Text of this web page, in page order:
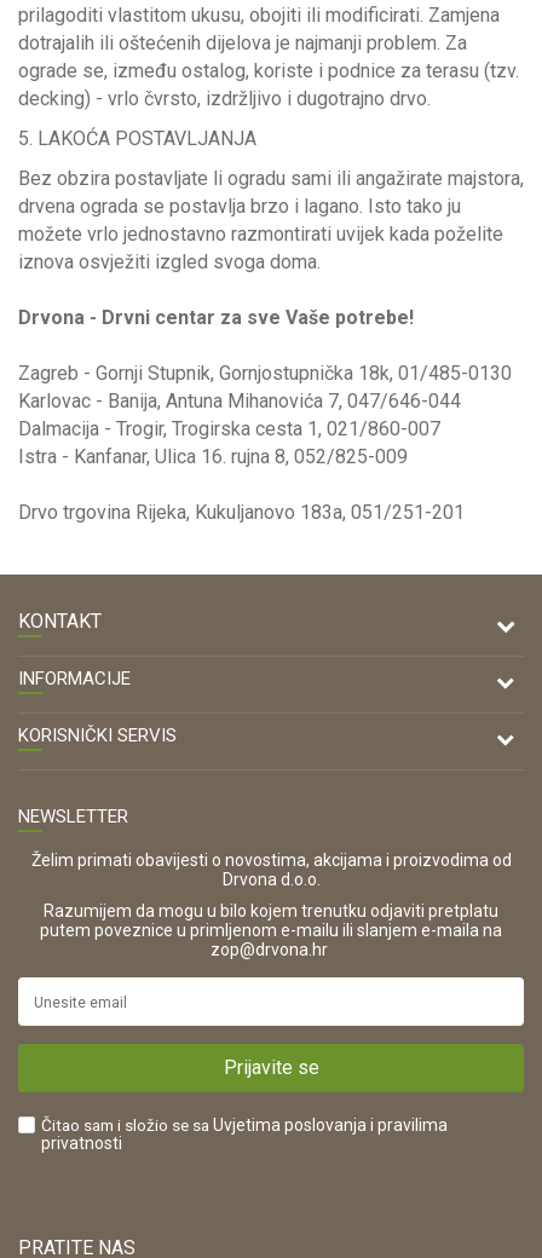
prilagoditi vlastitom ukusu, obojiti ili modificirati. Zamjena
dotrajalih ili oštećenih dijelova je najmanji problem. Za
ograde se, između ostalog, koriste i podnice za terasu (tzv.
decking) - vrlo čvrsto, izdržljivo i dugotrajno drvo.
5. LAKOĆA POSTAVLJANJA
Bez obzira postavljate li ogradu sami ili angažirate majstora,
drvena ograda se postavlja brzo i lagano. Isto tako ju
možete vrlo jednostavno razmontirati uvijek kada poželite
iznova osvježiti izgled svoga doma.
Drvona - Drvni centar za sve Vaše potrebe!
Zagreb - Gornji Stupnik, Gornjostupnička 18k, 01/485-0130
Karlovac - Banija, Antuna Mihanovića 7, 047/646-044
Dalmacija - Trogir, Trogirska cesta 1, 021/860-007
Istra - Kanfanar, Ulica 16. rujna 8, 052/825-009
Drvo trgovina Rijeka, Kukuljanovo 183a, 051/251-201
KONTAKT
DRVONA D.O.O.
Antuna Mihanovića 7,
47000 Karlovac
OIB:
42821181683
16280
https://www.drvona.hr/
POREZNI BROJ:
INFORMACIJE
O nama
KORISNIČKI SERVIS
Zaštita privatnosti i osobnih podataka
Korištenje kolačića
Pravo na odustajanje i jednostrani raskid ugovora
Reklamacije
Plaćanje karticama
Što dobivam registracijom?
NEWSLETTER
Želim primati obavijesti o novostima, akcijama i proizvodima od
Drvona d.o.o.
Razumijem da mogu u bilo kojem trenutku odjaviti pretplatu
putem poveznice u primljenom e-mailu ili slanjem e-maila na
zop@drvona.hr
Prijavite se
Čitao sam i složio se sa Uvjetima poslovanja i pravilima
privatnosti
PRATITE NAS